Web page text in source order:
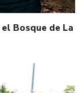
Bosque de La